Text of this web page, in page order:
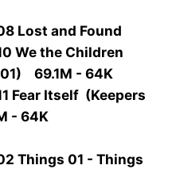
Lost and Found
We the Children
69.1M - 64K
Fear Itself (Keepers
- 64K
Things 01 - Things